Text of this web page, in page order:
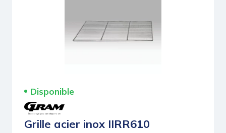
Disponible
Grille acier inox IIRR610